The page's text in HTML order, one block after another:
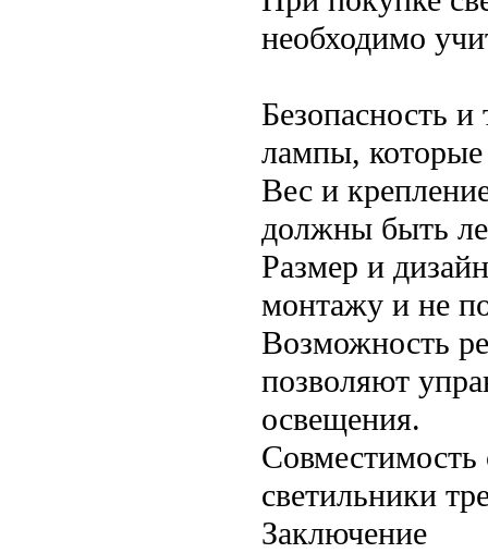
необходимо
Безопасность
лампы,
Вес и
должны быть
Размер и
монтажу и не
Возможность
позволяют
освещения.
Совместимость
светильники
Заключение